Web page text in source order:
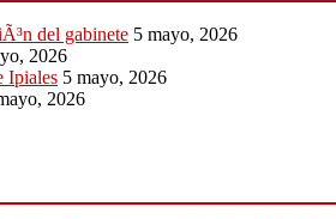
del gabinete 5 mayo, 2026
2026
Ipiales 5 mayo, 2026
2026